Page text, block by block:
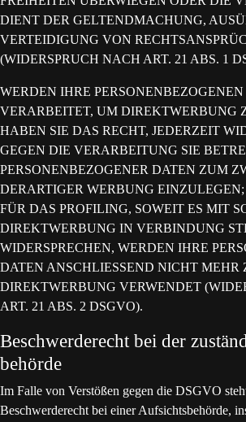
DIENT DER GELTENDMACHUNG,
VERTEIDIGUNG VON
(WIDERSPRUCH NACH ART. 21 ABS. 1
WERDEN IHRE
VERARBEITET, UM DIREKTWERBUNG
HABEN SIE DAS RECHT, JEDERZEIT
GEGEN DIE VERARBEITUNG SIE
PERSONENBEZOGENER DATEN ZUM
DERARTIGER WERBUNG
FÜR DAS PROFILING, SOWEIT ES MIT
DIREKTWERBUNG IN VERBINDUNG
WIDERSPRECHEN, WERDEN IHRE
DATEN ANSCHLIESSEND NICHT MEHR
DIREKTWERBUNG VERWENDET
ART. 21 ABS. 2 DSGVO).
Beschwerde­recht bei der
behörde
Im Falle von Verstößen gegen die DSGVO
Beschwerderecht bei einer Aufsichtsbehörde,